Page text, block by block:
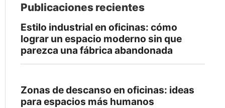
Publicaciones recientes
Estilo industrial en oficinas: cómo
lograr un espacio moderno sin que
parezca una fábrica abandonada
Zonas de descanso en oficinas: ideas
para espacios más humanos